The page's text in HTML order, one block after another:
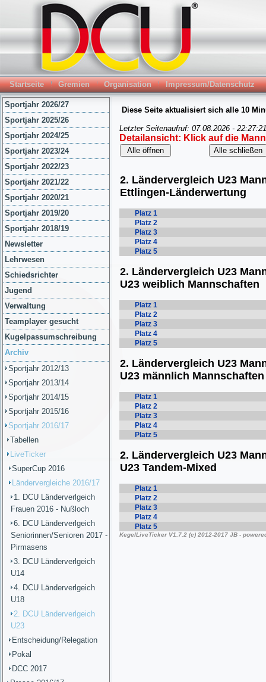
Startseite Gremien Organisation Impressum/Datenschutz
Sportjahr 2026/27
Sportjahr 2025/26
Sportjahr 2024/25
Sportjahr 2023/24
Sportjahr 2022/23
Sportjahr 2021/22
Sportjahr 2020/21
Sportjahr 2019/20
Sportjahr 2018/19
Newsletter
Lehrwesen
Schiedsrichter
Jugend
Verwaltung
Teamplayer gesucht
Kugelpassumschreibung
Archiv
Sportjahr 2012/13
Sportjahr 2013/14
Sportjahr 2014/15
Sportjahr 2015/16
Sportjahr 2016/17
Tabellen
LiveTicker
SuperCup 2016
Ländervergleiche 2016/17
1. DCU Länderverlgeich
Frauen 2016 - Nußloch
6. DCU Länderverlgeich
Seniorinnen/Senioren 2017 -
Pirmasens
3. DCU Länderverlgeich
U14
4. DCU Länderverlgeich
U18
2. DCU Länderverlgeich
U23
Entscheidung/Relegation
Pokal
DCC 2017